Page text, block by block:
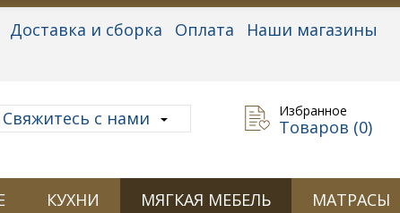
Доставка и сборка Оплата
Наши магазины
Свяжитесь с нами Избранное
Товаров (0)
КУХНИ МЯГКАЯ МЕБЕЛЬ МАТРАСЫ